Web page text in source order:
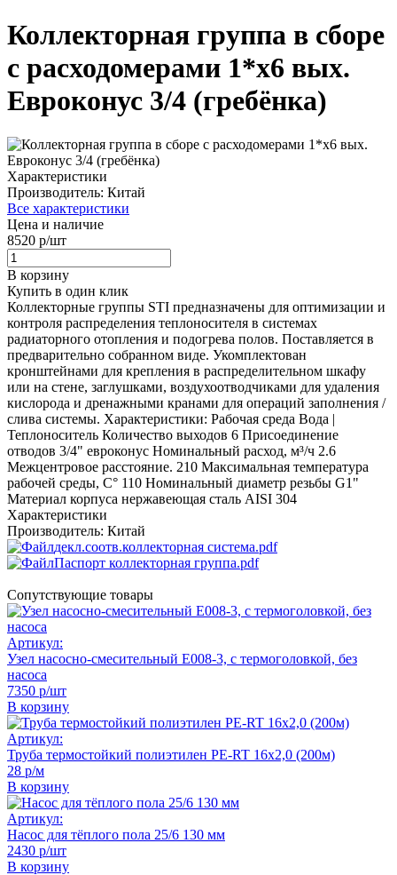
Коллекторная группа в сборе
с расходомерами 1*х6 вых.
Евроконус 3/4 (гребёнка)
Характеристики
Производитель: Китай
Все характеристики
Цена и наличие
8520 р/шт
В корзину
Купить в один клик
Коллекторные группы STI предназначены для оптимизации и
контроля распределения теплоносителя в системах
радиаторного отопления и подогрева полов. Поставляется в
предварительно собранном виде. Укомплектован
кронштейнами для крепления в распределительном шкафу
или на стене, заглушками, воздухоотводчиками для удаления
кислорода и дренажными кранами для операций заполнения /
слива системы. Характеристики: Рабочая среда Вода |
Теплоноситель Количество выходов 6 Присоединение
отводов 3/4" евроконус Номинальный расход, м³/ч 2.6
Межцентровое расстояние. 210 Максимальная температура
рабочей среды, С° 110 Номинальный диаметр резьбы G1"
Материал корпуса нержавеющая сталь AISI 304
Характеристики
Производитель: Китай
декл.соотв.коллекторная система.pdf
Паспорт коллекторная группа.pdf
Сопутствующие товары
Артикул:
Узел насосно-смесительный Е008-3, с термоголовкой, без
насоса
7350 р/шт
В корзину
Артикул:
Труба термостойкий полиэтилен PE-RT 16х2,0 (200м)
28 р/м
В корзину
Артикул:
Насос для тёплого пола 25/6 130 мм
2430 р/шт
В корзину